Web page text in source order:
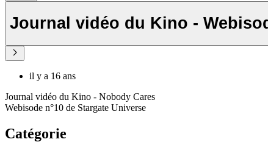
Journal vidéo du Kino -
il y a 16 ans
Journal vidéo du Kino - Nobody Cares
Webisode n°10 de Stargate Universe
Catégorie